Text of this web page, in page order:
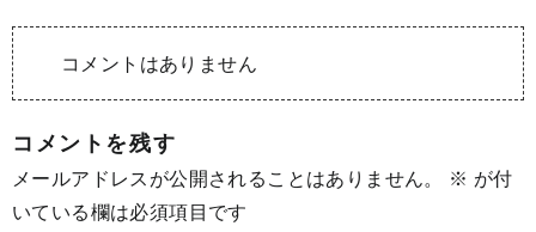
コメントはありません
コメントを残す
メールアドレスが公開されることはありません。 ※ が付
いている欄は必須項目です